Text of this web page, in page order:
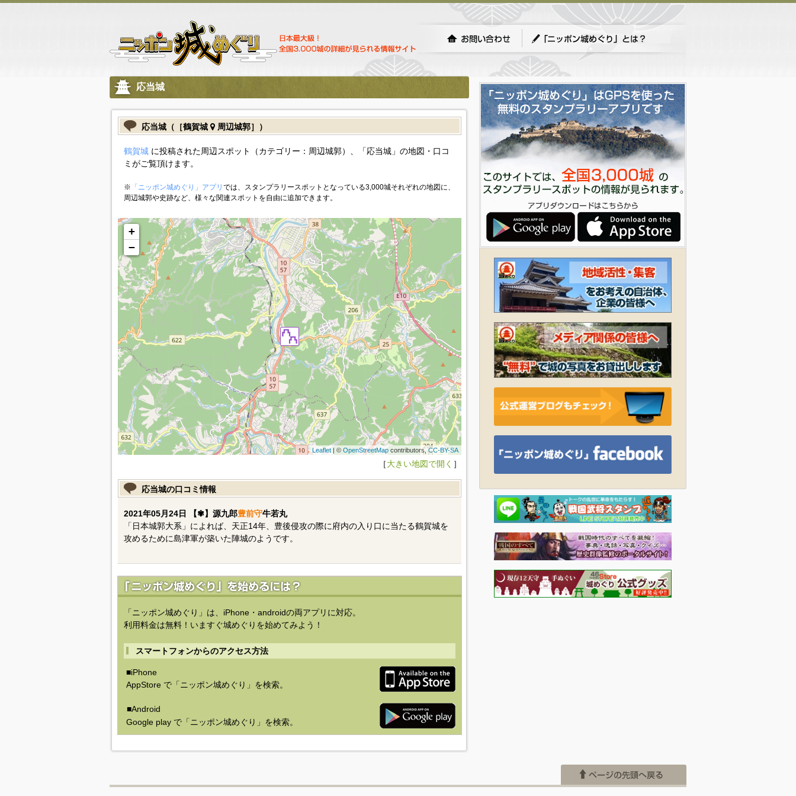
応当城
応当城（［鶴賀城 周辺城郭］）
鶴賀城に投稿された周辺スポット（カテゴリー：周辺城郭）、「応当城」の地図・口コ
ミがご覧頂けます。
※ 「ニッポン城めぐり」アプリ では、スタンプラリースポットとなっている3,000城それぞれの地図に、
周辺城郭や史跡など、様々な関連スポットを自由に追加できます。
+
−
Leaflet| © OpenStreetMapcontributors,CC-BY-SA
［大きい地図で開く ］
応当城の口コミ情報
2021年05月24日 【✾】源九郎豊前守牛若丸
「日本城郭大系」によれば、天正14年、豊後侵攻の際に府内の入り口に当たる鶴賀城を
攻めるために島津軍が築いた陣城のようです。
「ニッポン城めぐり」は、iPhone・androidの両アプリに対応。
利用料金は無料！いますぐ城めぐりを始めてみよう！
スマートフォンからのアクセス方法
■iPhone
AppStore で「ニッポン城めぐり」を検索。
■Android
Google play で「ニッポン城めぐり」を検索。